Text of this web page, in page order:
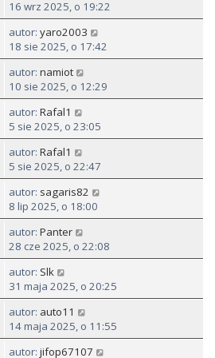
16 wrz 2025, o 19:22
autor: yaro2003
18 sie 2025, o 17:42
autor: namiot
10 sie 2025, o 12:29
autor: Rafal1
5 sie 2025, o 23:05
autor: Rafal1
5 sie 2025, o 22:47
autor: sagaris82
8 lip 2025, o 18:00
autor: Panter
28 cze 2025, o 22:08
autor: Slk
31 maja 2025, o 20:25
autor: auto11
14 maja 2025, o 11:55
autor: jifop67107